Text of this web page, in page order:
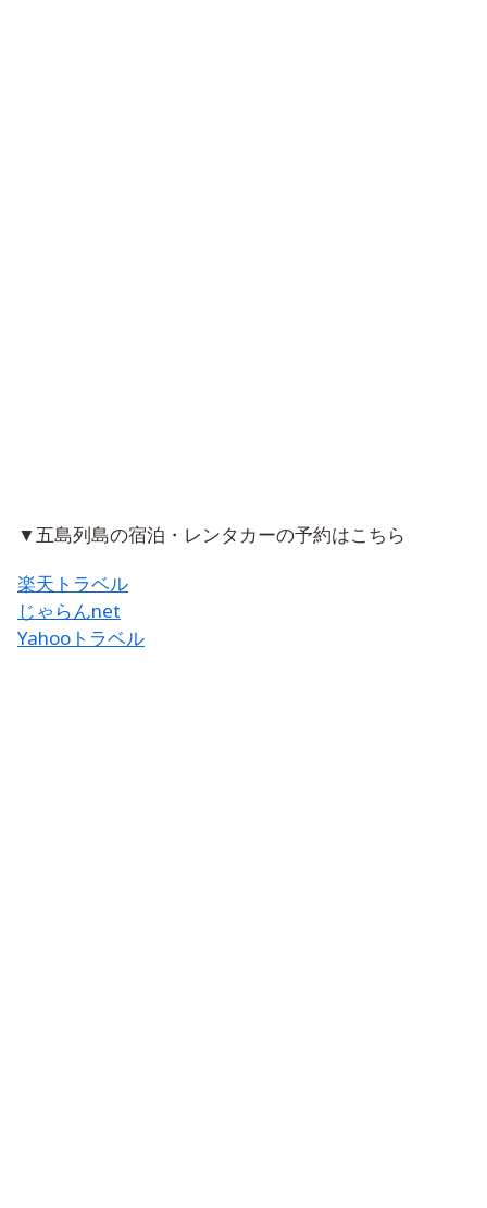
▼五島列島の宿泊・レンタカーの予約はこちら
楽天トラベル
じゃらんnet
Yahooトラベル